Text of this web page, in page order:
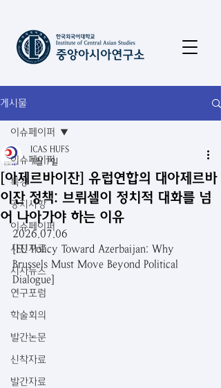
게시물
이슈페이퍼
특강
공지사항
이슈페이퍼
사진자료
시사뉴스
연구포럼
학술회의
발간논문
신착자료
발간자료
이슈페이퍼
[아제르바이잔] 유럽연합의 대아제르바
이잔 정책: 브뤼셀이 정치적 대화를 넘
어 나아가야 하는 이유
ICAS HUFS
7월 7일
2026.07.06
[EU Policy Toward Azerbaijan: Why
Brussels Must Move Beyond Political
Dialogue]